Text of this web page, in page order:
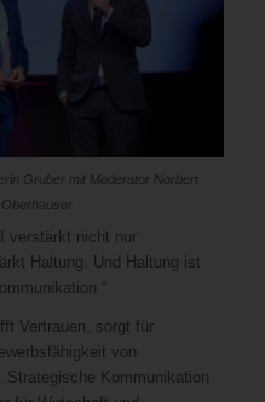
Gruber mit Moderator Norbert
Oberhauser
verstärkt nicht nur
Haltung. Und Haltung ist
Vertrauen, sorgt für
von
Strategische Kommunikation